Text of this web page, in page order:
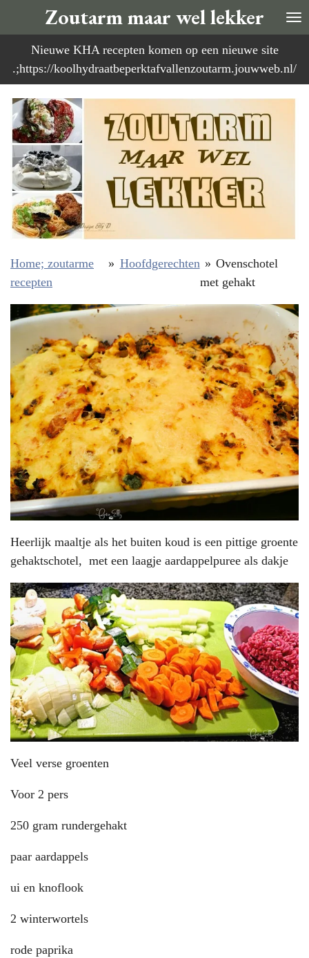
direct
naar
de
Zoutarm maar wel lekker
Nieuwe KHA recepten komen op een nieuwe site
.;https://koolhydraatbeperktafvallenzoutarm.jouwweb.nl/
Home; zoutarme
recepten
» Hoofdgerechten » Ovenschotel
met gehakt
Heerlijk maaltje als het buiten koud is een pittige groente
gehaktschotel, met een laagje aardappelpuree als dakje
Veel verse groenten
Voor 2 pers
250 gram rundergehakt
paar aardappels
ui en knoflook
2 winterwortels
rode paprika